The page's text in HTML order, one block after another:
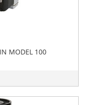
MODEL 100